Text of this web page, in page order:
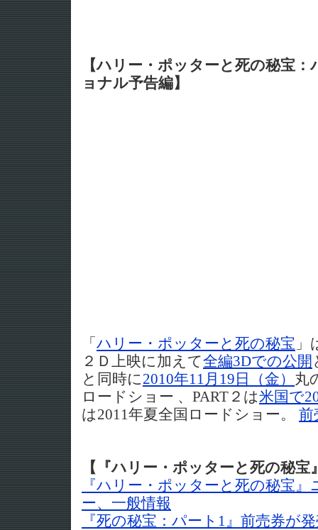
【ハリー・ポッターと死の秘宝
ョナル予告編】
「 ハリー・ポッターと死の秘宝 」
２Ｄ上映に加えて全編3Dでの公開
と同時に 2010年11月19日（金） 丸
ロードショー 、PART２は米国で
は2011年夏全国ロードショー。 前
【『ハリー・ポッターと死の秘
『ハリー・ポッターと死の秘宝
ー、一般情報
『死の秘宝：パート1』前売券が